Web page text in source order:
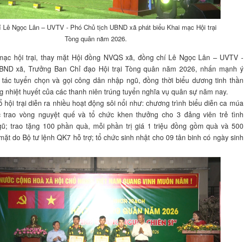
Ngọc Lân – UVTV - Phó Chủ tịch UBND xã phát biểu Khai mạc Hội trại
Tòng quân năm 2026.
hội trại, thay mặt Hội đồng NVQS xã, đồng chí Lê Ngọc Lân – UVTV -
xã, Trưởng Ban Chỉ đạo Hội trại Tòng quân năm 2026, nhấn mạnh ý
tuyển chọn và gọi công dân nhập ngũ, đồng thời biểu dương tinh thần
nhiệt huyết của các thanh niên trúng tuyển nghĩa vụ quân sự năm nay.
hội trại diễn ra nhiều hoạt động sôi nổi như: chương trình biểu diễn ca múa
trao vòng nguyệt quế và tổ chức khen thưởng cho 3 đảng viên trẻ tình
trao tặng 100 phần quà, mỗi phần trị giá 1 triệu đồng gồm quà và 500
do Bộ tư lệnh QK7 hỗ trợ; tổ chức sinh nhật cho 09 tân binh có ngày sinh